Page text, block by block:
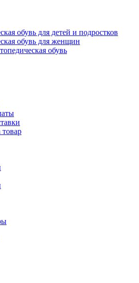
обувь для детей и подростков
обувь для женщин
обувь
товар